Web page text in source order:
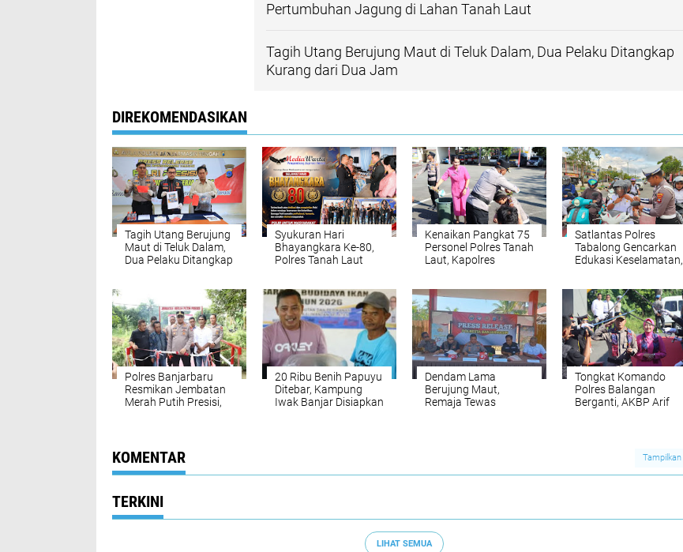
Pertumbuhan Jagung di Lahan Tanah Laut
Tagih Utang Berujung Maut di Teluk Dalam, Dua Pelaku Ditangkap
Kurang dari Dua Jam
DIREKOMENDASIKAN
Tagih Utang Berujung
Maut di Teluk Dalam,
Dua Pelaku Ditangkap
Syukuran Hari
Bhayangkara Ke-80,
Polres Tanah Laut
Kenaikan Pangkat 75
Personel Polres Tanah
Laut, Kapolres
Satlantas Polres
Tabalong Gencarkan
Edukasi Keselamatan,
Jalan
Polres Banjarbaru
Resmikan Jembatan
Merah Putih Presisi,
20 Ribu Benih Papuyu
Ditebar, Kampung
Iwak Banjar Disiapkan
Dendam Lama
Berujung Maut,
Remaja Tewas
Tongkat Komando
Polres Balangan
Berganti, AKBP Arif
KOMENTAR Tampilkan
TERKINI
LIHAT SEMUA